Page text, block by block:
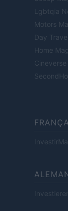
Lgbtqia
Motors
Day
Home
FRANÇA